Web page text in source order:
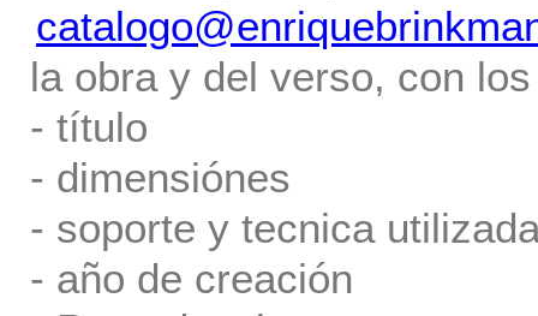
la obra y del verso, con
- título
- dimensiónes
- soporte y tecnica
- año de creación